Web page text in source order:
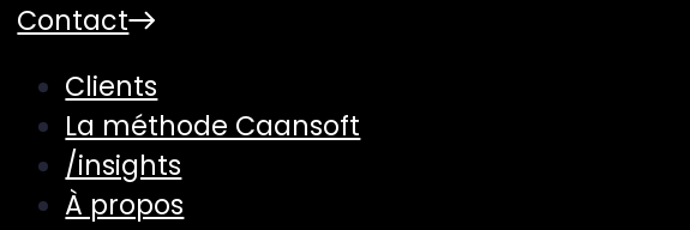
Contact
Clients
La méthode Caansoft
/insights
À propos